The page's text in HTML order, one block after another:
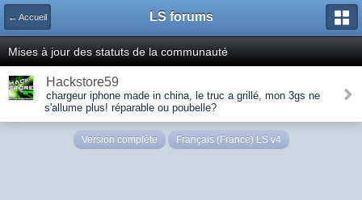
← Accueil LS forums
Mises à jour des statuts de la communauté
Hackstore59
chargeur iphone made in china, le truc a grillé, mon 3gs ne
s'allume plus! réparable ou poubelle?
Version complète Français (France) LS v4